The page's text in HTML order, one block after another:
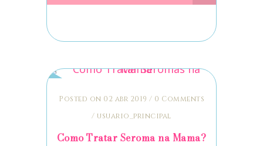
Posted on 02 abr 2019 / 0 Comments
/ usuario_principal
Como Tratar Seroma na Mama?